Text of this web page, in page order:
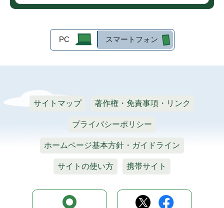
PC スマートフォン
サイトマップ 著作権・免責事項・リンク
プライバシーポリシー
ホームページ基本方針・ガイドライン
サイトの使い方 携帯サイト